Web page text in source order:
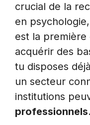
crucial de la
en
est la
acquérir des
tu disposes
un secteur
institutions
professionnels.